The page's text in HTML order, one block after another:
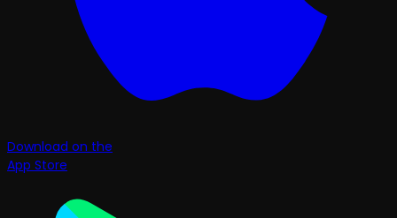
Download on the
App Store